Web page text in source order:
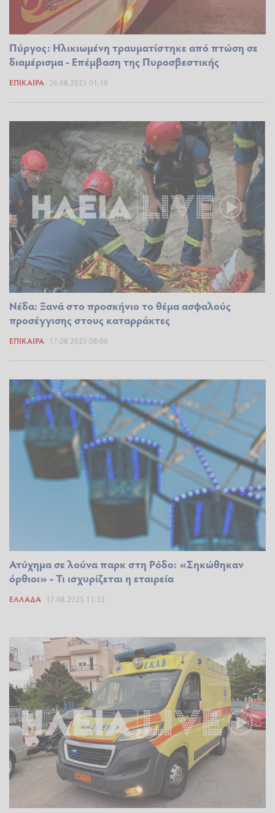
Πύργος: Ηλικιωμένη τραυματίστηκε από πτώση σε
διαμέρισμα - Επέμβαση της Πυροσβεστικής
ΕΠΊΚΑΙΡΑ 26.08.2025 01:10
Νέδα: Ξανά στο προσκήνιο το θέμα ασφαλούς
προσέγγισης στους καταρράκτες
ΕΠΊΚΑΙΡΑ 17.08.2025 08:00
Ατύχημα σε λούνα παρκ στη Ρόδο: «Σηκώθηκαν
όρθιοι» - Τι ισχυρίζεται η εταιρεία
ΕΛΛΆΔΑ 17.08.2025 11:33